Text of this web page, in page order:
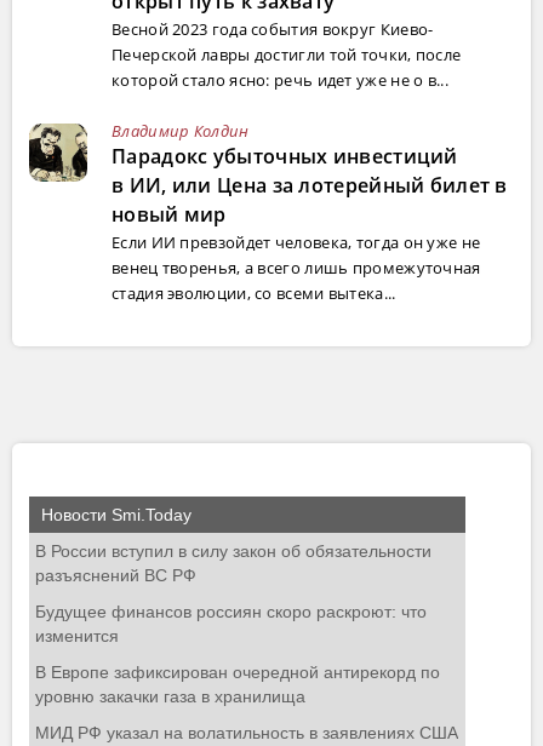
Весной 2023 года события вокруг Киево-
Печерской лавры достигли той точки, после
которой стало ясно: речь идет уже не о в...
Владимир Колдин
Парадокс убыточных инвестиций
в ИИ, или Цена за лотерейный билет в
новый мир
Если ИИ превзойдет человека, тогда он уже не
венец творенья, а всего лишь промежуточная
стадия эволюции, со всеми вытека...